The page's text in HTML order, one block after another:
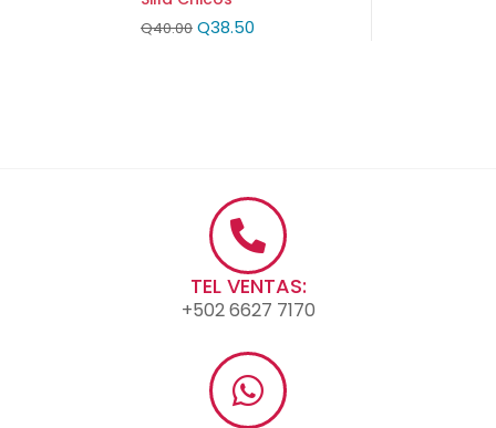
Q40.00 Q38.50
TEL VENTAS:
+502 6627 7170